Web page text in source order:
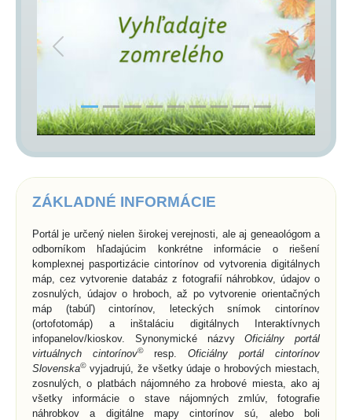
Previous Next
ZÁKLADNÉ INFORMÁCIE
Portál je určený nielen širokej verejnosti, ale aj geneaológom a
odborníkom hľadajúcim konkrétne informácie o riešení
komplexnej pasportizácie cintorínov od vytvorenia digitálnych
máp, cez vytvorenie databáz z fotografií náhrobkov, údajov o
zosnulých, údajov o hroboch, až po vytvorenie orientačných
máp (tabúľ) cintorínov, leteckých snímok cintorínov
(ortofotomáp) a inštaláciu digitálnych Interaktívnych
infopanelov/kioskov. Synonymické názvyOficiálny portál
virtuálnych cintorínov©resp. Oficiálny portál cintorínov
Slovenska©vyjadrujú, že všetky údaje o hrobových miestach,
zosnulých, o platbách nájomného za hrobové miesta, ako aj
všetky informácie o stave nájomných zmlúv, fotografie
náhrobkov a digitálne mapy cintorínov sú, alebo boli